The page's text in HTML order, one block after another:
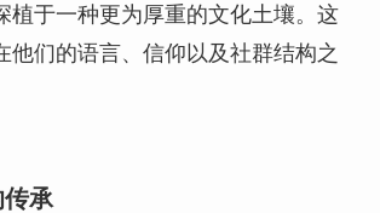
植于一种更为厚重的文化土壤。这
他们的语言、信仰以及社群结构之
承